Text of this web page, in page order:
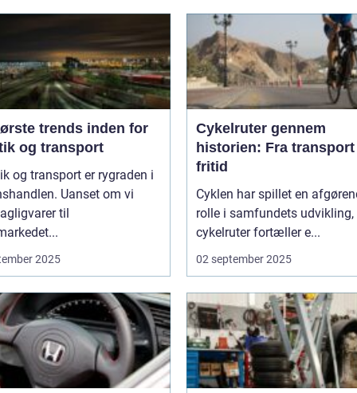
trends inden for
og transport
og transport er rygraden i
Uanset om vi
til
2025
Cykelruter gennem
historien: Fra
fritid
Cyklen har spillet en
rolle i samfundets udvikling,
cykelruter fortæller e...
02 september 2025